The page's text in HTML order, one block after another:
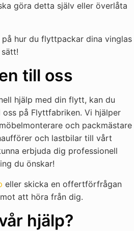
göra detta själv eller överlåta
hur du flyttpackar dina vinglas
till oss
hjälp med din flytt, kan du
på Flyttfabriken. Vi hjälper
och packmästare
och lastbilar till vårt
erbjuda dig professionell
du önskar!
eller skicka en offertförfrågan
att höra från dig.
hjälp?